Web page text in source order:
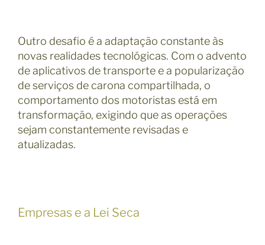
Outro desafio é a adaptação constante às
novas realidades tecnológicas. Com o advento
de aplicativos de transporte e a popularização
de serviços de carona compartilhada, o
comportamento dos motoristas está em
transformação, exigindo que as operações
sejam constantemente revisadas e
atualizadas.
Empresas e a Lei Seca